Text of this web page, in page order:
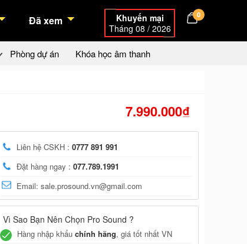
Đã xem
Khuyến mại
Tháng 08 / 2026
0
Phòng dự án Khóa học âm thanh
7.990.000₫
Liên hệ CSKH : 0777 891 991
Đặt hàng ngay : 077.789.1991
Email: sale.prosound.vn@gmail.com
Vì Sao Bạn Nên Chọn Pro Sound ?
Hàng nhập khẩu chính hãng, giá tốt nhất VN